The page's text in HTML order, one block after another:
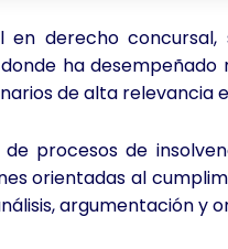
derecho
ha
de alta relevancia
procesos de
orientadas al
argumentación y